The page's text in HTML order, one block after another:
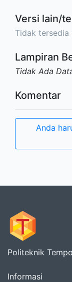
Versi lain/
Tidak tersedia
Lampiran
Tidak Ada
Komentar
Anda
Politeknik
Informasi